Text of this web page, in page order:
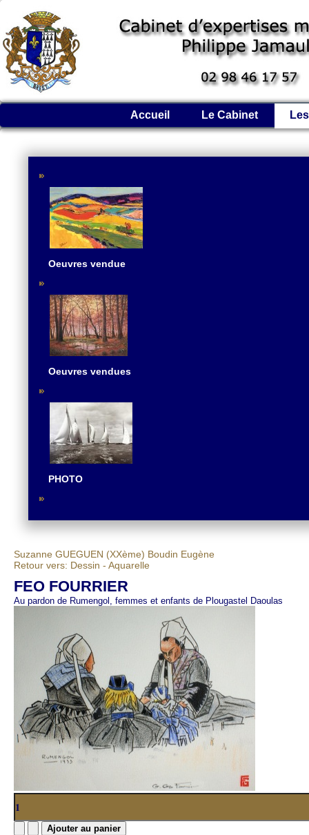
Accueil Le Cabinet
Oeuvres vendue
Oeuvres vendues
PHOTO
Suzanne GUEGUEN (XXème) Boudin Eugène
Retour vers: Dessin - Aquarelle
FEO FOURRIER
Au pardon de Rumengol, femmes et enfants de Plougastel Daoulas